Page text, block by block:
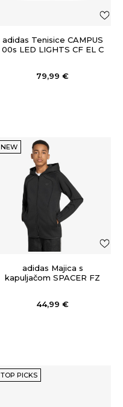
adidas Tenisice CAMPUS
00s LED LIGHTS CF EL C
79,99 €
NEW
adidas Majica s
kapuljačom SPACER FZ
44,99 €
TOP PICKS